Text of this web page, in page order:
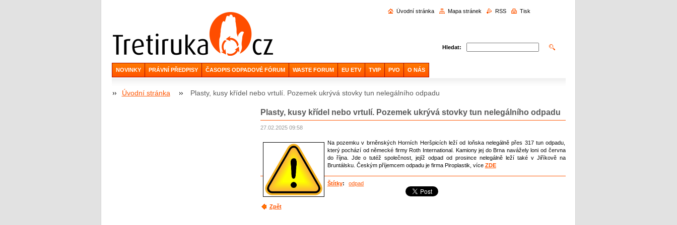
Hledat:
Úvodní stránka Mapa stránek RSS Tisk
NOVINKY PRÁVNÍ PŘEDPISY ČASOPIS ODPADOVÉ FÓRUM WASTE FORUM EU ETV TVIP PVO O NÁS
Úvodní stránka Plasty, kusy křídel nebo vrtulí. Pozemek ukrývá stovky tun nelegálního odpadu
Plasty, kusy křídel nebo vrtulí. Pozemek ukrývá stovky tun nelegálního odpadu
27.02.2025 09:58
Na pozemku v brněnských Horních Heršpicích leží od loňska nelegálně přes 317 tun odpadu,
který pochází od německé firmy Roth International. Kamiony jej do Brna navážely loni od června
do října. Jde o tutéž společnost, jejíž odpad od prosince nelegálně leží také v Jiříkově na
Bruntálsku. Českým příjemcem odpadu je firma Piroplastik, více ZDE
Štítky: odpad
Zpět